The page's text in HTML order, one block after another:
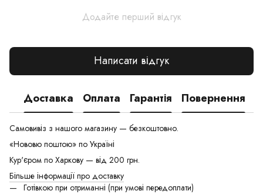
Додайте перший відгук
Написати відгук
Доставка Оплата Гарантія Повернення
Самовивіз з нашого магазину — безкоштовно.
«Нововю поштою» по Україні
Кур'єром по Харкову — від 200 грн.
Більше інформації про доставку
Готівкою при отриманні (при умові передоплати)